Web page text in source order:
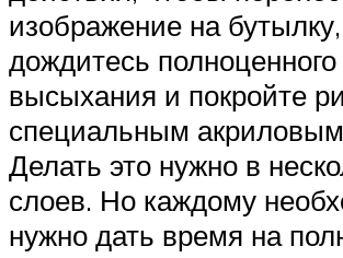
изображение на бутылку,
дождитесь полноценного
высыхания и покройте
специальным
Делать это нужно в
слоев. Но каждому
нужно дать время на